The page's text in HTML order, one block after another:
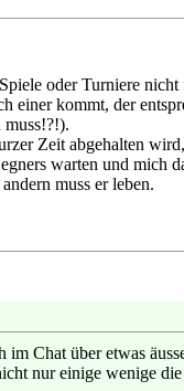
oder Turniere
kommt, der
Zeit abgehalten
warten und mich
muss er leben.
Chat über etwas
nur einige wenige